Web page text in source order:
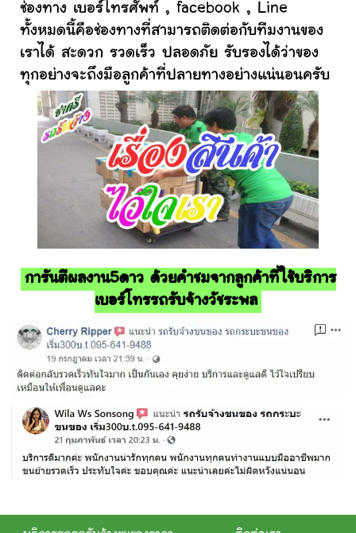
ช่องทาง เบอร์โทรศัพท์ , facebook , Line
ทั้งหมดนี้คือช่องทางที่สามารถติดต่อกับทีมงานของ
เราได้ สะดวก รวดเร็ว ปลอดภัย รับรองได้ว่าของ
ทุกอย่างจะถึงมือลูกค้าที่ปลายทางอย่างแน่นอนครับ
การันตีผลงาน5ดาว ด้วยคำชมจากลูกค้าที่ใช้บริการ
เบอร์โทรรถรับจ้างวัชระพล